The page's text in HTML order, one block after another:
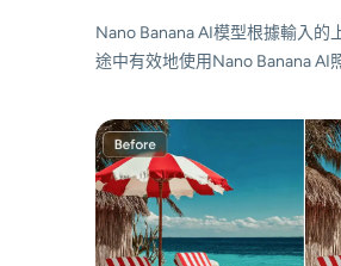
Nano Banana AI模型根據輸入
途中有效地使用Nano Banana AI